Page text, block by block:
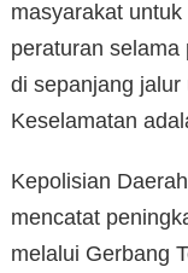
masyarakat
peraturan selama
di sepanjang
Keselamatan
Kepolisian
mencatat
melalui Gerbang